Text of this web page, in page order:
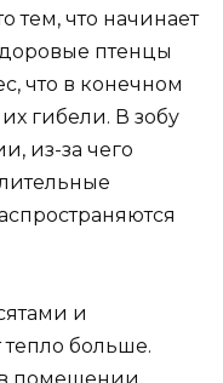
тем, что начинает
птенцы
что в конечном
гибели. В зобу
из-за чего
и
больше.